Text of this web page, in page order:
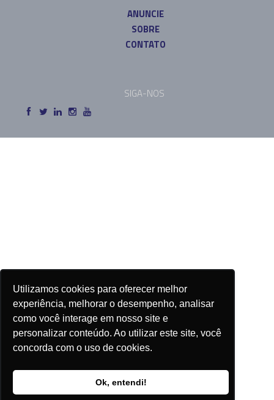
Utilizamos cookies para oferecer melhor
experiência, melhorar o desempenho, analisar
como você interage em nosso site e
personalizar conteúdo. Ao utilizar este site, você
concorda com o uso de cookies.
Ok, entendi!
ANUNCIE
SOBRE
CONTATO
SIGA-NOS